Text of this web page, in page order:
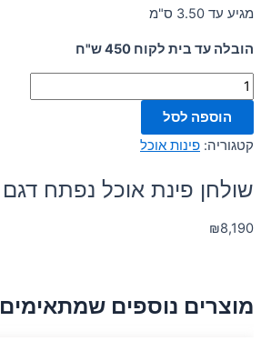
מגיע עד 3.50 ס"מ
הובלה עד בית לקוח 450 ש"ח
הוספה לסל
קטגוריה: פינות אוכל
שולחן פינת אוכל נפתח
₪8,190
מוצרים נוספים